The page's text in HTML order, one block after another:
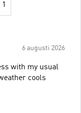
1
6 augusti 2026
with my usual
cools